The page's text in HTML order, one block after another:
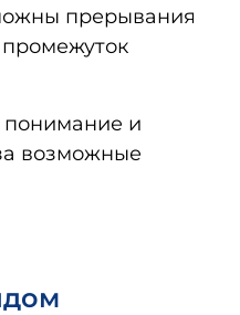
прерывания
промежуток
и
возможные